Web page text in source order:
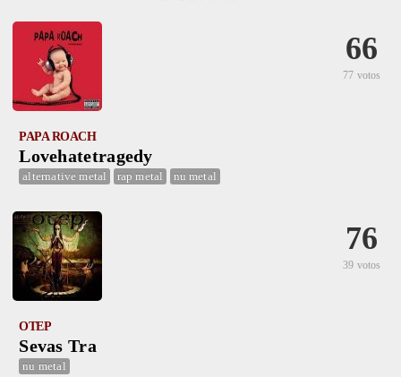
66
77 votos
PAPA ROACH
Lovehatetragedy
alternative metal rap metal nu metal
76
39 votos
OTEP
Sevas Tra
nu metal